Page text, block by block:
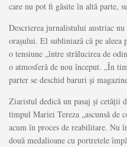
care nu pot fi găsite în altă parte,
Descrierea jurnalistului austriac
oraşului. El subliniază că pe
o tensiune „între strălucirea de
o atmosferă de nou început. „În
parter se deschid baruri şi
Ziaristul dedică un pasaj şi cetăţii
timpul Mariei Tereza „ascunsă de
acum în proces de reabilitare. Nu
două medalioane cu portretele